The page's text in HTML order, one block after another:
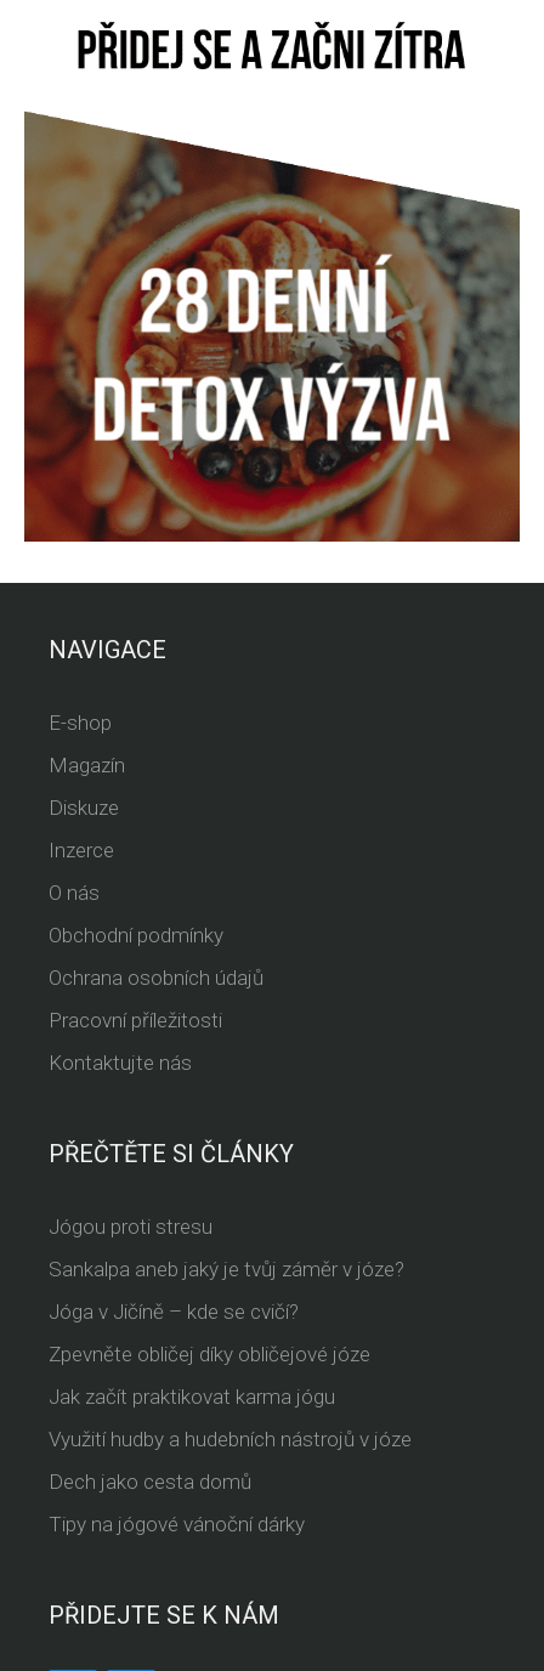
NAVIGACE
E-shop
Magazín
Diskuze
Inzerce
O nás
Obchodní podmínky
Ochrana osobních údajů
Pracovní příležitosti
Kontaktujte nás
PŘEČTĚTE SI ČLÁNKY
Jógou proti stresu
Sankalpa aneb jaký je tvůj záměr v józe?
Jóga v Jičíně – kde se cvičí?
Zpevněte obličej díky obličejové józe
Jak začít praktikovat karma jógu
Využití hudby a hudebních nástrojů v józe
Dech jako cesta domů
Tipy na jógové vánoční dárky
PŘIDEJTE SE K NÁM